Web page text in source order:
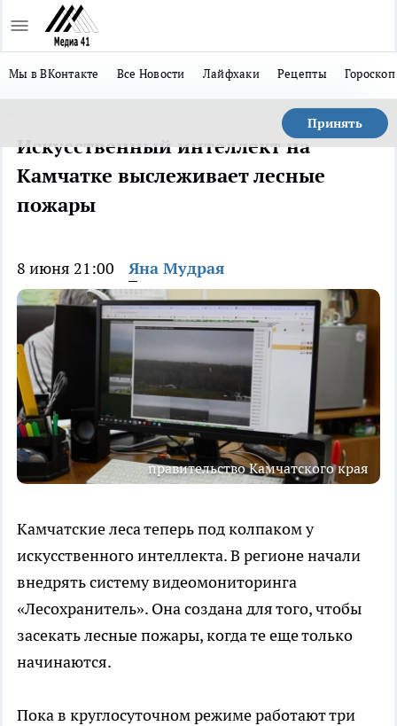
Мы в ВКонтакте Все Новости Лайфхаки Рецепты Гороскоп
Принять
Искусственный интеллект на
Камчатке выслеживает лесные
пожары
8 июня 21:00 Яна Мудрая
правительство Камчатского края
Камчатские леса теперь под колпаком у
искусственного интеллекта. В регионе начали
внедрять систему видеомониторинга
«Лесохранитель». Она создана для того, чтобы
засекать лесные пожары, когда те еще только
начинаются.
Пока в круглосуточном режиме работают три